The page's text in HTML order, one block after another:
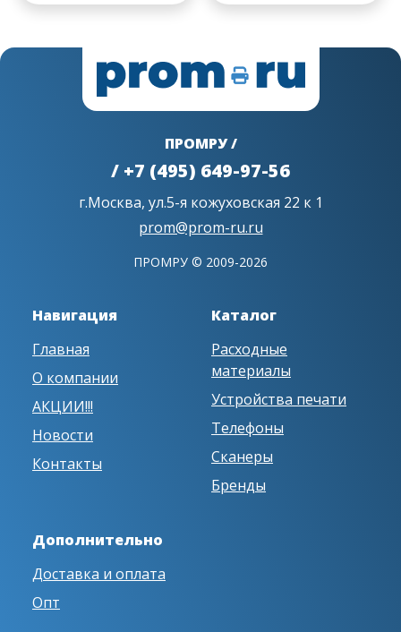
ПРОМРУ /
/ +7 (495) 649-97-56
г.Москва, ул.5-я кожуховская 22 к 1
prom@prom-ru.ru
ПРОМРУ © 2009-2026
Навигация
Главная
О компании
АКЦИИ!!!
Новости
Контакты
Каталог
Расходные
материалы
Устройства печати
Телефоны
Сканеры
Бренды
Дополнительно
Доставка и оплата
Опт